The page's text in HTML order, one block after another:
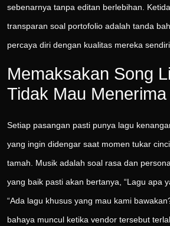
sebenarnya tanpa editan berlebihan.
transparan soal portofolio adalah tanda
percaya diri dengan kualitas mereka sendiri.
Memaksakan Song
Tidak Mau
Setiap pasangan pasti punya lagu
yang ingin didengar saat momen tukar
tamah. Musik adalah soal rasa dan
yang baik pasti akan bertanya, “Lagu apa
“Ada lagu khusus yang mau kami
bahaya muncul ketika vendor tersebut